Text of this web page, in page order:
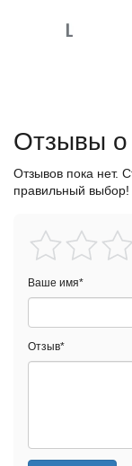
Отзывы о
Отзывов пока нет.
правильный выбор!
Ваше имя*
Отзыв*